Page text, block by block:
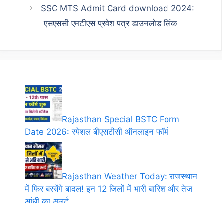
SSC MTS Admit Card download 2024:
एसएससी एमटीएस प्रवेश पत्र डाउनलोड लिंक
Rajasthan Special BSTC Form
Date 2026: स्पेशल बीएसटीसी ऑनलाइन फॉर्म
Rajasthan Weather Today: राजस्थान
में फिर बरसेंगे बादल! इन 12 जिलों में भारी बारिश और तेज